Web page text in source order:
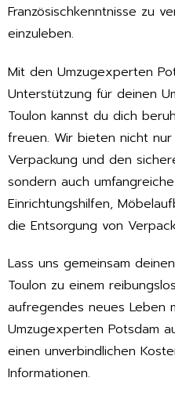
Französischkenntnisse zu
einzuleben.
Mit den Umzugexperten
Unterstützung für deinen
Toulon kannst du dich
freuen. Wir bieten nicht
Verpackung und den
sondern auch
Einrichtungshilfen,
die Entsorgung von
Lass uns gemeinsam
Toulon zu einem
aufregendes neues Leben
Umzugexperten Potsdam
einen unverbindlichen
Informationen.